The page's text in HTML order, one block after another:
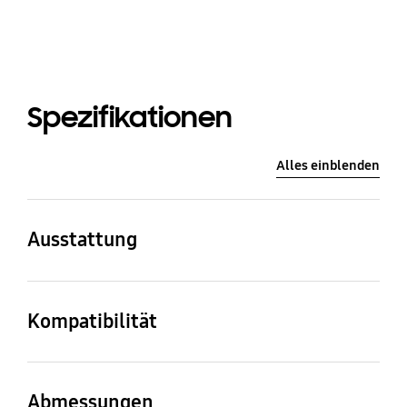
Spezifikationen
Alles einblenden
Ausstattung
Farbe
Kompatibilität
Kompatible Modelle
LS03A, LS03B, LS03BG,
Zollgrößen
Abmessungen